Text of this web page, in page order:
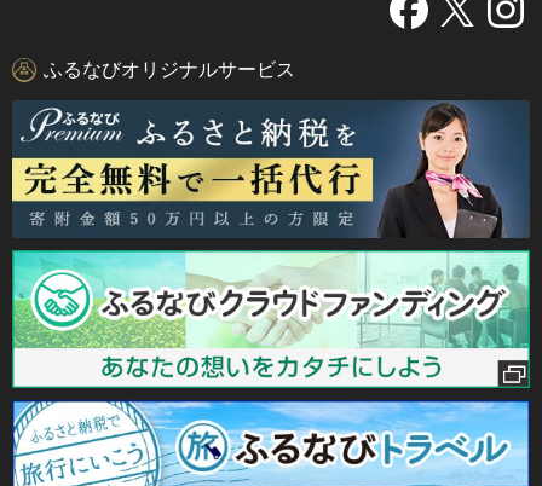
ふるなびオリジナルサービス